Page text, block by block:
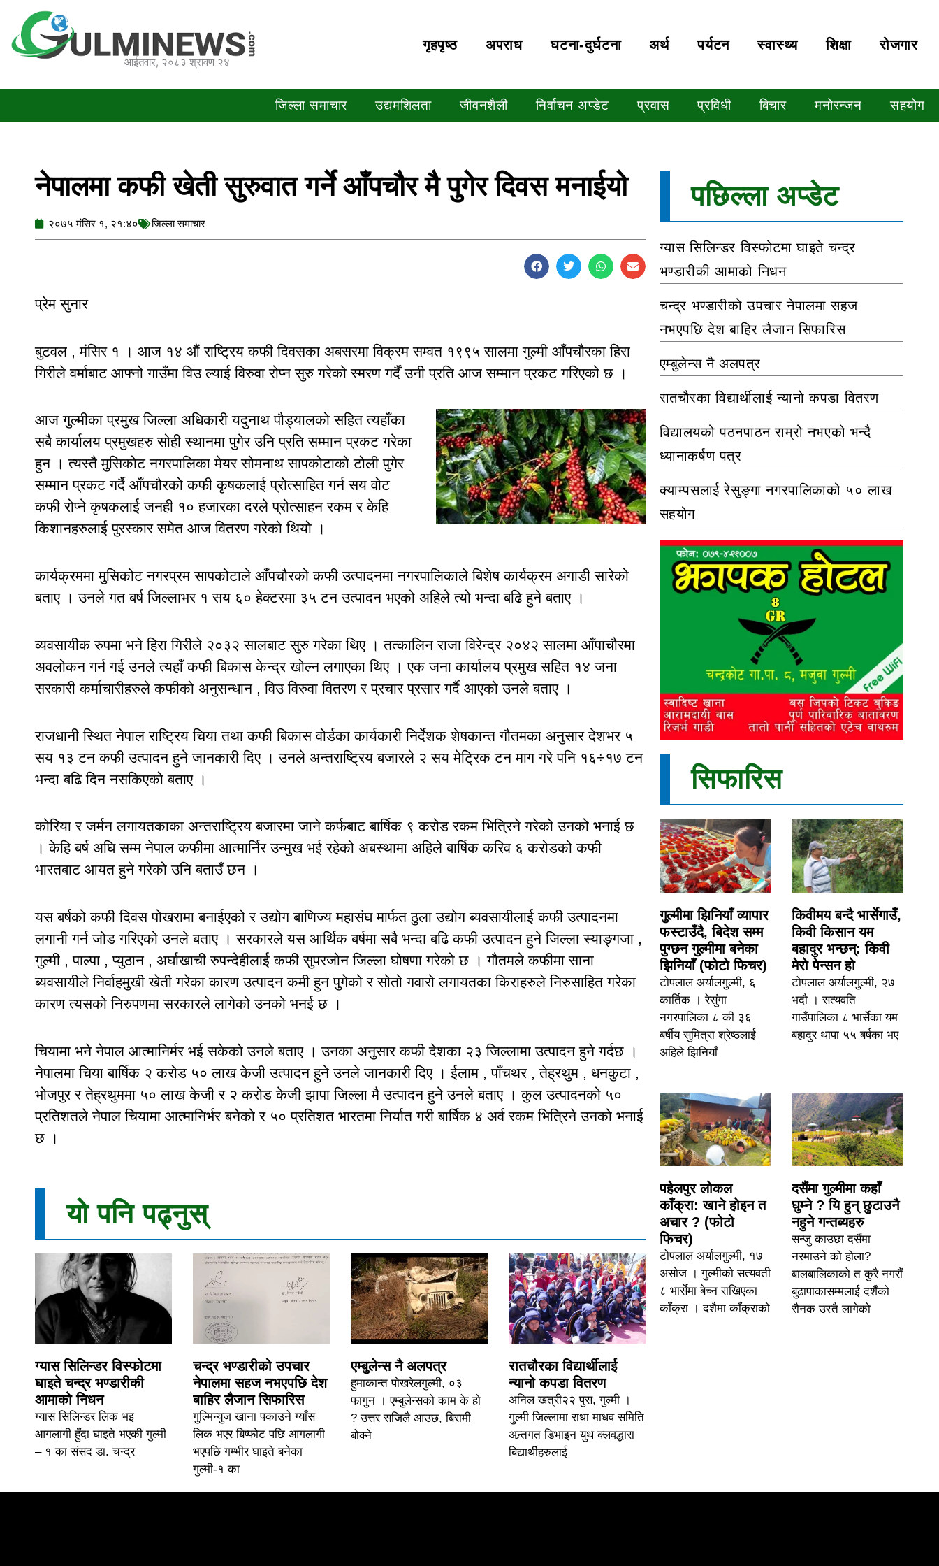
content
आईतवार, २०८३ श्रावण २४
गृहपृष्‍ठ अपराध घटना-दुर्घटना अर्थ पर्यटन स्वास्थ्य शिक्षा रोजगार
जिल्ला समाचार उद्यमशिलता जीवनशैली निर्वाचन अप्डेट प्रवास प्रविधी बिचार मनोरन्जन सहयोग
नेपालमा कफी खेती सुरुवात गर्ने आँपचौर मै पुगेर दिवस मनाईयो
२०७५ मंसिर १, २१:४० जिल्ला समाचार
प्रेम सुनार
बुटवल , मंसिर १ । आज १४ औं राष्ट्रिय कफी दिवसका अबसरमा विक्रम सम्वत १९९५ सालमा गुल्मी आँपचौरका हिरा
गिरीले वर्माबाट आफ्नो गाउँमा विउ ल्याई विरुवा रोप्न सुरु गरेको स्मरण गर्दैं उनी प्रति आज सम्मान प्रकट गरिएको छ ।
आज गुल्मीका प्रमुख जिल्ला अधिकारी यदुनाथ पौड्यालको सहित त्यहाँका
सबै कार्यालय प्रमुखहरु सोही स्थानमा पुगेर उनि प्रति सम्मान प्रकट गरेका
हुन । त्यस्तै मुसिकोट नगरपालिका मेयर सोमनाथ सापकोटाको टोली पुगेर
सम्मान प्रकट गर्दै आँपचौरको कफी कृषकलाई प्रोत्साहित गर्न सय वोट
कफी रोप्ने कृषकलाई जनही १० हजारका दरले प्रोत्साहन रकम र केहि
किशानहरुलाई पुरस्कार समेत आज वितरण गरेको थियो ।
कार्यक्रममा मुसिकोट नगरप्रम सापकोटाले आँपचौरको कफी उत्पादनमा नगरपालिकाले बिशेष कार्यक्रम अगाडी सारेको
बताए । उनले गत बर्ष जिल्लाभर १ सय ६० हेक्टरमा ३५ टन उत्पादन भएको अहिले त्यो भन्दा बढि हुने बताए ।
व्यवसायीक रुपमा भने हिरा गिरीले २०३२ सालबाट सुरु गरेका थिए । तत्कालिन राजा विरेन्द्र २०४२ सालमा आँपाचौरमा
अवलोकन गर्न गई उनले त्यहाँ कफी बिकास केन्द्र खोल्न लगाएका थिए । एक जना कार्यालय प्रमुख सहित १४ जना
सरकारी कर्माचारीहरुले कफीको अनुसन्धान , विउ विरुवा वितरण र प्रचार प्रसार गर्दै आएको उनले बताए ।
राजधानी स्थित नेपाल राष्ट्रिय चिया तथा कफी बिकास वोर्डका कार्यकारी निर्देशक शेषकान्त गौतमका अनुसार देशभर ५
सय १३ टन कफी उत्पादन हुने जानकारी दिए । उनले अन्तराष्ट्रिय बजारले २ सय मेट्रिक टन माग गरे पनि १६÷१७ टन
भन्दा बढि दिन नसकिएको बताए ।
कोरिया र जर्मन लगायतकाका अन्तराष्ट्रिय बजारमा जाने कर्फबाट बार्षिक ९ करोड रकम भित्रिने गरेको उनको भनाई छ
। केहि बर्ष अघि सम्म नेपाल कफीमा आत्मार्निर उन्मुख भई रहेको अबस्थामा अहिले बार्षिक करिव ६ करोडको कफी
भारतबाट आयत हुने गरेको उनि बताउँ छन ।
यस बर्षको कफी दिवस पोखरामा बनाईएको र उद्योग बाणिज्य महासंघ मार्फत ठुला उद्योग ब्यवसायीलाई कफी उत्पादनमा
लगानी गर्न जोड गरिएको उनले बताए । सरकारले यस आर्थिक बर्षमा सबै भन्दा बढि कफी उत्पादन हुने जिल्ला स्याङ्गजा ,
गुल्मी , पाल्पा , प्युठान , अर्घाखाची रुपन्देहीलाई कफी सुपरजोन जिल्ला घोषणा गरेको छ । गौतमले कफीमा साना
ब्यवसायीले निर्वाहमुखी खेती गरेका कारण उत्पादन कमी हुन पुगेको र सोतो गवारो लगायतका किराहरुले निरुसाहित गरेका
कारण त्यसको निरुपणमा सरकारले लागेको उनको भनई छ ।
चियामा भने नेपाल आत्मानिर्मर भई सकेको उनले बताए । उनका अनुसार कफी देशका २३ जिल्लामा उत्पादन हुने गर्दछ ।
नेपालमा चिया बार्षिक २ करोड ५० लाख केजी उत्पादन हुने उनले जानकारी दिए । ईलाम , पाँचथर , तेह्रथुम , धनकुटा ,
भोजपुर र तेह्रथुममा ५० लाख केजी र २ करोड केजी झापा जिल्ला मै उत्पादन हुने उनले बताए । कुल उत्पादनको ५०
प्रतिशतले नेपाल चियामा आत्मानिर्भर बनेको र ५० प्रतिशत भारतमा निर्यात गरी बार्षिक ४ अर्व रकम भित्रिने उनको भनाई
छ ।
यो पनि पढ्नुस्
ग्यास सिलिन्डर विस्फोटमा
घाइते चन्द्र भण्डारीकी
आमाको निधन
ग्यास सिलिन्डर लिक भइ
आगलागी हुँदा घाइते भएकी गुल्मी
– १ का संसद डा. चन्द्र
चन्द्र भण्डारीको उपचार
नेपालमा सहज नभएपछि देश
बाहिर लैजान सिफारिस
गुल्मिन्युज खाना पकाउने ग्याँस
लिक भएर बिष्फोट पछि आगलागी
भएपछि गम्भीर घाइते बनेका
गुल्मी-१ का
एम्बुलेन्स नै अलपत्र
हुमाकान्त पोखरेलगुल्मी, ०३
फागुन । एम्बुलेन्सको काम के हो
? उत्तर सजिलै आउछ, बिरामी
बोक्ने
रातचौरका विद्यार्थीलाई
न्यानो कपडा वितरण
अनिल खत्री२२ पुस, गुल्मी ।
गुल्मी जिल्लामा राधा माधव समिति
अन्र्तगत डिभाइन युथ क्लवद्धारा
बिद्यार्थीहरुलाई
पछिल्ला अप्डेट
ग्यास सिलिन्डर विस्फोटमा घाइते चन्द्र
भण्डारीकी आमाको निधन
चन्द्र भण्डारीको उपचार नेपालमा सहज
नभएपछि देश बाहिर लैजान सिफारिस
एम्बुलेन्स नै अलपत्र
रातचौरका विद्यार्थीलाई न्यानो कपडा वितरण
विद्यालयको पठनपाठन राम्रो नभएको भन्दै
ध्यानाकर्षण पत्र
क्याम्पसलाई रेसुङ्गा नगरपालिकाको ५० लाख
सहयोग
सिफारिस
गुल्मीमा झिनियाँ व्यापार
फस्टाउँदै, बिदेश सम्म
पुग्छन गुल्मीमा बनेका
झिनियाँ (फोटो फिचर)
टोपलाल अर्यालगुल्मी, ६
कार्तिक । रेसुंगा
नगरपालिका ८ की ३६
बर्षीय सुमित्रा श्रेष्ठलाई
अहिले झिनियाँ
किवीमय बन्दै भार्सेगाउँ,
किवी किसान यम
बहादुर भन्छन्: किवी
मेरो पेन्सन हो
टोपलाल अर्यालगुल्मी, २७
भदौ । सत्यवति
गाउँपालिका ८ भार्सेका यम
बहादुर थापा ५५ बर्षका भए
पहेलपुर लोकल
काँक्रा: खाने होइन त
अचार ? (फोटो
फिचर)
टोपलाल अर्यालगुल्मी, १७
असोज । गुल्मीको सत्यवती
८ भार्सेमा बेच्न राखिएका
काँक्रा । दशैमा काँक्राको
दसैंमा गुल्मीमा कहाँ
घुम्ने ? यि हुन् छुटाउनै
नहुने गन्तब्यहरु
सन्जु काउछा दसैंमा
नरमाउने को होला?
बालबालिकाको त कुरै नगरौं
बुढापाकासम्मलाई दशैँको
रौनक उस्तै लागेको